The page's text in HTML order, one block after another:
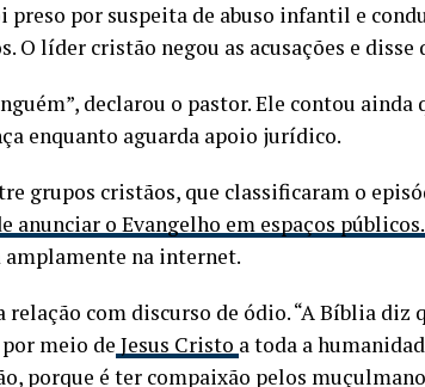
por suspeita de abuso infantil e
líder cristão negou as acusações e disse
declarou o pastor. Ele contou
enquanto aguarda apoio jurídico.
grupos cristãos, que classificaram o
o Evangelho em espaços públicos.
amplamente na internet.
com discurso de ódio. “A Bíblia diz
por meio de Jesus Cristo a toda a
porque é ter compaixão pelos